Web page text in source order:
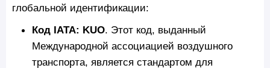
глобальной идентификации:
Код IATA: KUO. Этот код, выданный
Международной ассоциацией воздушного
транспорта, является стандартом для